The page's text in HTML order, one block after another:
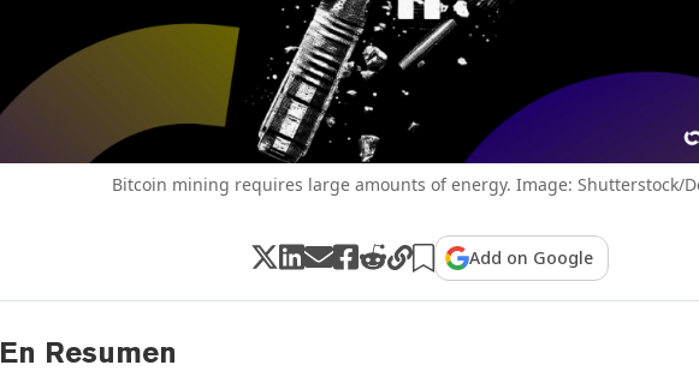
Bitcoin mining requires large amounts of energy. Image: Shutterstock/
Add on Google
En Resumen